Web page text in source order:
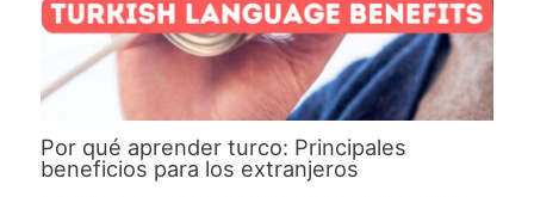
Por qué aprender turco: Principales
beneficios para los extranjeros